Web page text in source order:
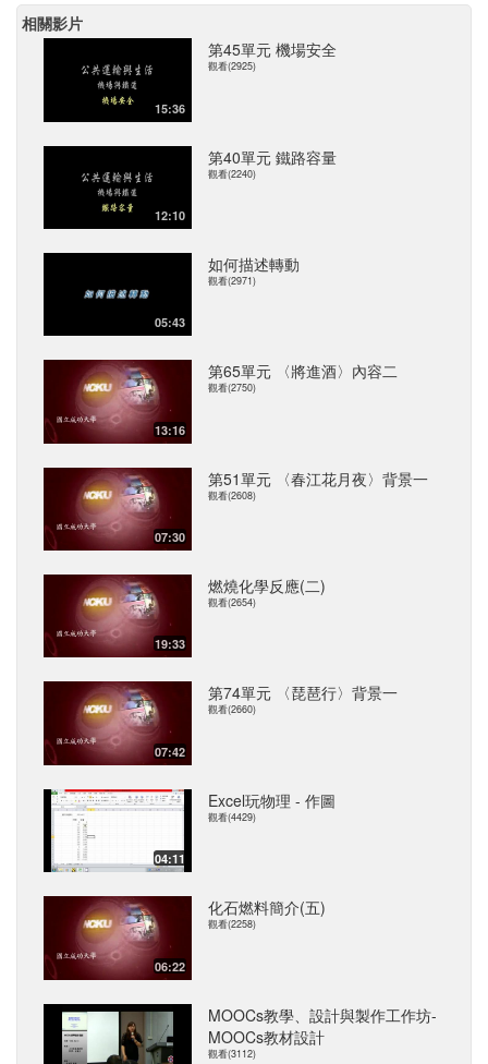
相關影片
15:36
第45單元 機場安全
觀看(2925)
12:10
第40單元 鐵路容量
觀看(2240)
05:43
如何描述轉動
觀看(2971)
13:16
第65單元 〈將進酒〉內容二
觀看(2750)
07:30
第51單元 〈春江花月夜〉背景一
觀看(2608)
19:33
燃燒化學反應(二)
觀看(2654)
07:42
第74單元 〈琵琶行〉背景一
觀看(2660)
04:11
Excel玩物理 - 作圖
觀看(4429)
06:22
化石燃料簡介(五)
觀看(2258)
MOOCs教學、設計與製作工作坊-
MOOCs教材設計
觀看(3112)